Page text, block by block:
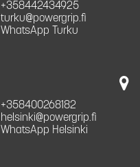
+358442434925
turku@powergrip.fi
WhatsApp Turku
+358400268182
helsinki@powergrip.fi
WhatsApp Helsinki